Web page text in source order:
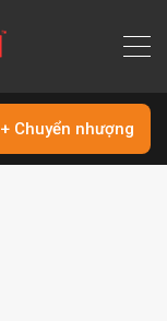
+ Chuyển nhượng